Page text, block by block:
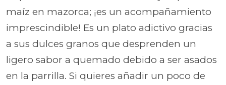
maíz en mazorca; ¡es un acompañamiento
imprescindible! Es un plato adictivo gracias
a sus dulces granos que desprenden un
ligero sabor a quemado debido a ser asados
en la parrilla. Si quieres añadir un poco de